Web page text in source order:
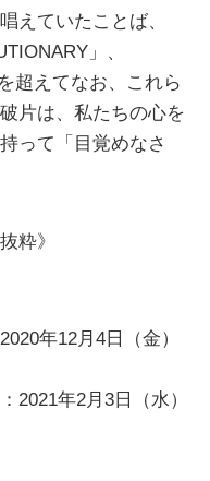
えていたことば、
」、
超えてなお、これら
片は、私たちの心を
って「目覚めなさ
粋》
年12月4日（金）
2021年2月3日（水）